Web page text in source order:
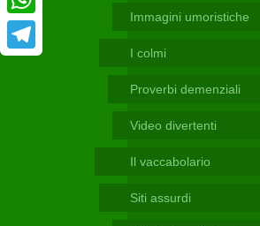
Immagini umoristiche
I colmi
Proverbi demenziali
Video divertenti
Il vaccabolario
Siti assurdi
WhatsApp